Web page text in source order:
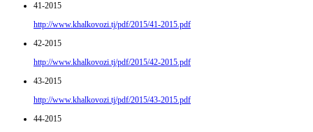
41-2015
http://www.khalkovozi.tj/pdf/2015/41-2015.pdf
42-2015
http://www.khalkovozi.tj/pdf/2015/42-2015.pdf
43-2015
http://www.khalkovozi.tj/pdf/2015/43-2015.pdf
44-2015